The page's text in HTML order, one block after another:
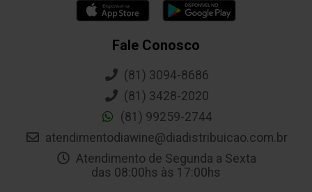
Fale Conosco
(81) 3094-8686
(81) 3428-2020
(81) 99259-2744
atendimentodiawine@diadistribuicao.com.br
Atendimento de Segunda a Sexta
das 08:00hs às 17:00hs